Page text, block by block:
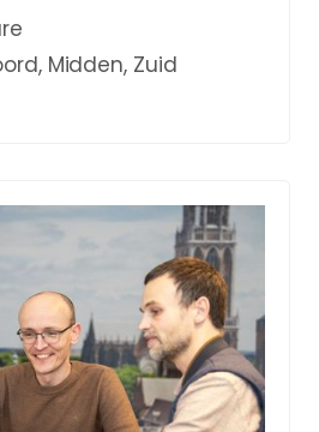
Midden, Zuid